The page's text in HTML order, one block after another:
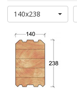
140x238